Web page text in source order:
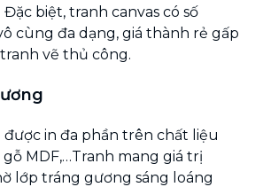
Đặc biệt, tranh canvas có số
cùng đa dạng, giá thành rẻ gấp
vẽ thủ công.
được in đa phần trên chất liệu
gỗ MDF,…Tranh mang giá trị
lớp tráng gương sáng loáng